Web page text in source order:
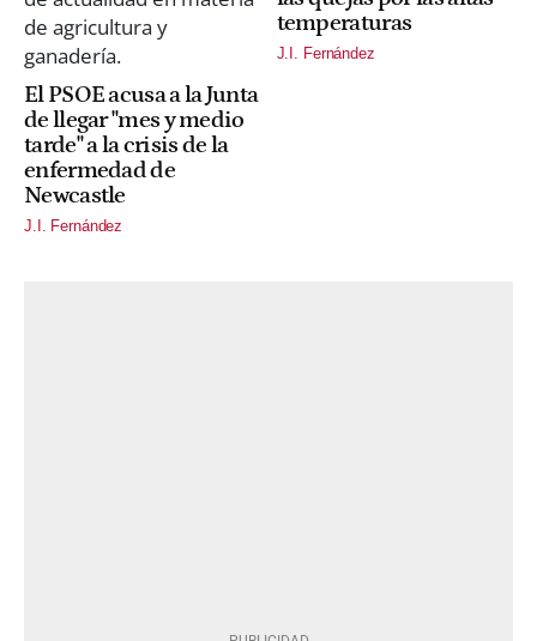
El PSOE acusa a la Junta
de llegar "mes y medio
tarde" a la crisis de la
enfermedad de
Newcastle
J.I. Fernández
temperaturas
J.I. Fernández